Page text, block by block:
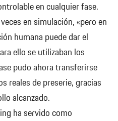
en cualquier fase.
en simulación, «pero en
humana puede dar el
ello se utilizaban los
pudo ahora transferirse
reales de preserie, gracias
alcanzado.
ha servido como